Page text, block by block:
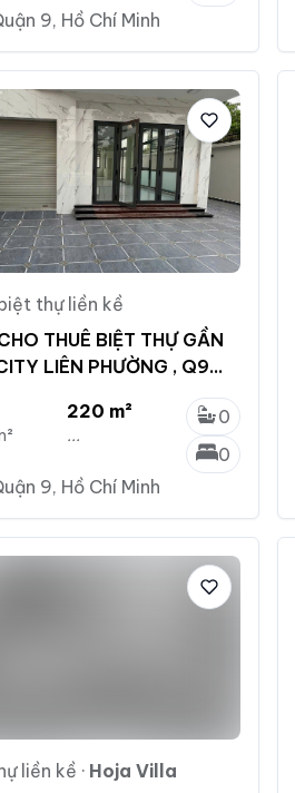
9, Hồ Chí Minh
thự liền kề
THUÊ BIỆT THỰ GẦN
LIÊN PHƯỜNG , Q9
220 m²
...
0
0
9, Hồ Chí Minh
liền kề · Hoja Villa